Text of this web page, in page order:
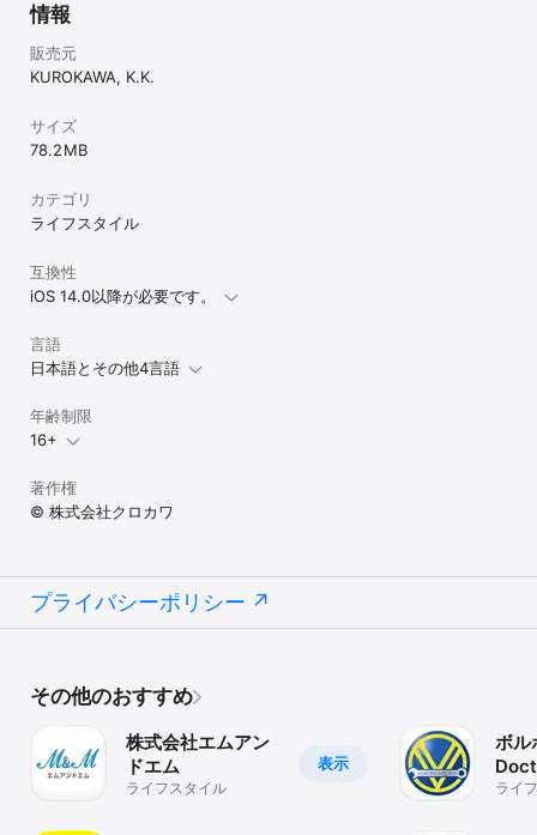
てはインストール可能ですが、正常に動作しない場合がございます
ので、あらかじめご了承ください。)
(4)本アプリをインストールする際には、個人情報の登録は必要ござ
いません。各サービス利用の際にご確認のうえ、情報を入力してく
情報
販売元
KUROKAWA, K.K.
サイズ
78.2 MB
カテゴリ
ライフスタイル
互換性
iOS 14.0以降が必要です。
言語
日本語とその他4言語
年齢制限
16+
著作権
© 株式会社クロカワ
プライバシーポリシー
その他のおすすめ
表示
株式会社エムアン
ドエム
ライフスタイル
ボル
ライ